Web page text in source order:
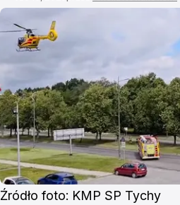
Źródło foto: KMP SP Tychy